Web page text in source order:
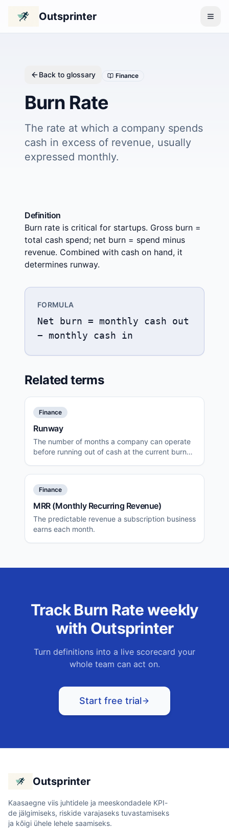
Outsprinter
Back to glossary Finance
Burn Rate
The rate at which a company spends
cash in excess of revenue, usually
expressed monthly.
Definition
Burn rate is critical for startups. Gross burn =
total cash spend; net burn = spend minus
revenue. Combined with cash on hand, it
determines runway.
FORMULA
Net burn = monthly cash out
− monthly cash in
Related terms
Finance
Runway
The number of months a company can operate
before running out of cash at the current burn
Finance
MRR (Monthly Recurring Revenue)
The predictable revenue a subscription business
earns each month.
TrackBurn Rateweekly
with Outsprinter
Turn definitions into a live scorecard your
whole team can act on.
Start free trial
Outsprinter
Kaasaegne viis juhtidele ja meeskondadele KPI-
de jälgimiseks, riskide varajaseks tuvastamiseks
ja kõigi ühele lehele saamiseks.